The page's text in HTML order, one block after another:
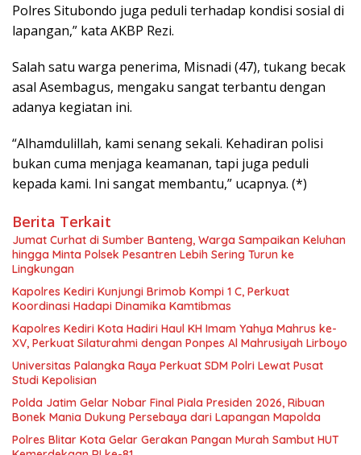
Polres Situbondo juga peduli terhadap kondisi sosial di
lapangan,” kata AKBP Rezi.
Salah satu warga penerima, Misnadi (47), tukang becak
asal Asembagus, mengaku sangat terbantu dengan
adanya kegiatan ini.
“Alhamdulillah, kami senang sekali. Kehadiran polisi
bukan cuma menjaga keamanan, tapi juga peduli
kepada kami. Ini sangat membantu,” ucapnya. (*)
Berita Terkait
Jumat Curhat di Sumber Banteng, Warga Sampaikan Keluhan
hingga Minta Polsek Pesantren Lebih Sering Turun ke
Lingkungan
Kapolres Kediri Kunjungi Brimob Kompi 1 C, Perkuat
Koordinasi Hadapi Dinamika Kamtibmas
Kapolres Kediri Kota Hadiri Haul KH Imam Yahya Mahrus ke-
XV, Perkuat Silaturahmi dengan Ponpes Al Mahrusiyah Lirboyo
Universitas Palangka Raya Perkuat SDM Polri Lewat Pusat
Studi Kepolisian
Polda Jatim Gelar Nobar Final Piala Presiden 2026, Ribuan
Bonek Mania Dukung Persebaya dari Lapangan Mapolda
Polres Blitar Kota Gelar Gerakan Pangan Murah Sambut HUT